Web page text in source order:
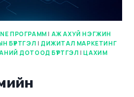
ПРОГРАММ | АЖ АХУЙ НЭГЖИН
БҮРТГЭЛ | ДИЖИТАЛ МАРКЕТИНГ
ДОТООД БҮРТГЭЛ | ЦАХИМ